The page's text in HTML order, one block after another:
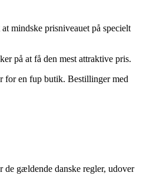
mindske prisniveauet på specielt
på at få den mest attraktive pris.
for en fup butik. Bestillinger med
gældende danske regler, udover